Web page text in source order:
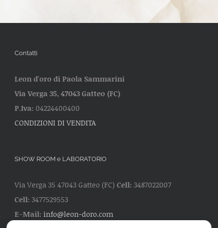
Contatti
Leon d'oro di Paola Sammarini
Via Verga 35, 47043 Gatteo (FC)
P.Iva: 04224400400
CONDIZIONI DI VENDITA
SHOW ROOM e LABORATORIO
Via Verga 35 47043 Gatteo (FC) Cell: 3487022007
Cell: 3477529553
E-Mail: info@leon-doro.com